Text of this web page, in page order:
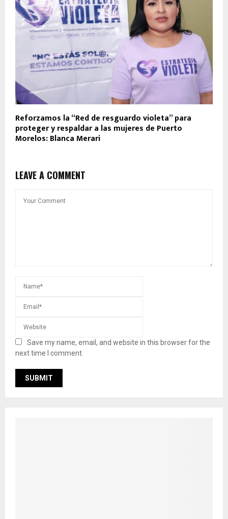
Reforzamos la “Red de resguardo violeta” para
proteger y respaldar a las mujeres de Puerto
Morelos: Blanca Merari
LEAVE A COMMENT
Save my name, email, and website in this browser for the
next time I comment.